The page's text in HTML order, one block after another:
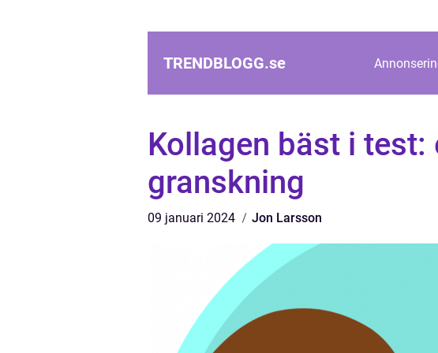
TRENDBLOGG.se
Kollagen bäst i test:
granskning
09 januari 2024 Jon Larsson